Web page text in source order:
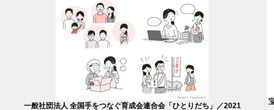
一般社団法人 全国手をつなぐ育成会連合会「ひとりだち」／2021